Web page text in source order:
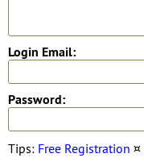
Login Email:
Password:
Tips: Free Registration ¤